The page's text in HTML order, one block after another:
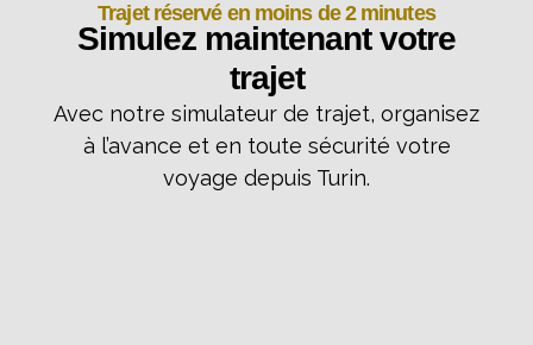
Trajet réservé en moins de 2 minutes
Simulez maintenant votre
trajet
Avec notre simulateur de trajet, organisez
à l’avance et en toute sécurité votre
voyage depuis Turin.